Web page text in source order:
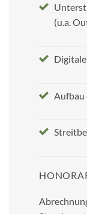
(u.a.
Aufbau